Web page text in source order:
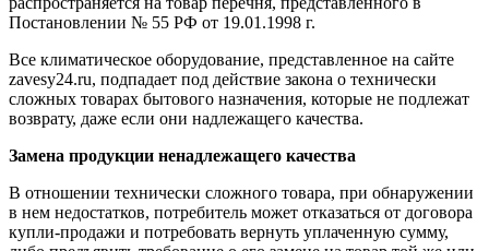
Постановлении № 55 РФ от 19.01.1998 г.
Все климатическое оборудование, представленное на сайте
zavesy24.ru, подпадает под действие закона о технически
сложных товарах бытового назначения, которые не подлежат
возврату, даже если они надлежащего качества.
Замена продукции ненадлежащего качества
В отношении технически сложного товара, при обнаружении
в нем недостатков, потребитель может отказаться от договора
купли-продажи и потребовать вернуть уплаченную сумму,